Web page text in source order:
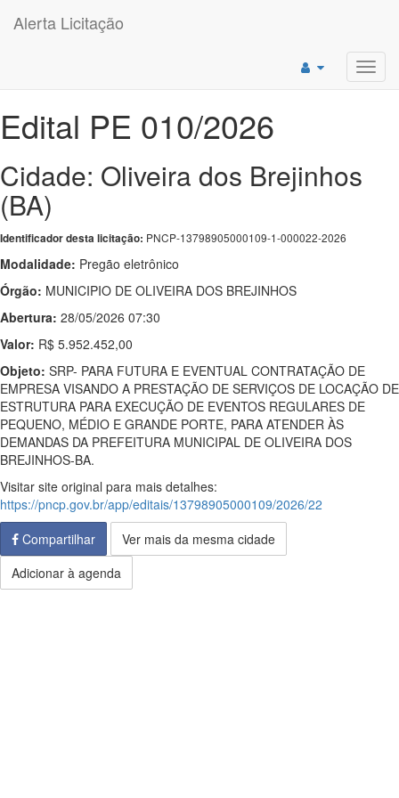
Alerta Licitação
Edital PE 010/2026
Cidade: Oliveira dos Brejinhos
(BA)
Identificador desta licitação: PNCP-13798905000109-1-000022-2026
Modalidade: Pregão eletrônico
Órgão: MUNICIPIO DE OLIVEIRA DOS BREJINHOS
Abertura: 28/05/2026 07:30
Valor: R$ 5.952.452,00
Objeto: SRP- PARA FUTURA E EVENTUAL CONTRATAÇÃO DE
EMPRESA VISANDO A PRESTAÇÃO DE SERVIÇOS DE LOCAÇÃO DE
ESTRUTURA PARA EXECUÇÃO DE EVENTOS REGULARES DE
PEQUENO, MÉDIO E GRANDE PORTE, PARA ATENDER ÀS
DEMANDAS DA PREFEITURA MUNICIPAL DE OLIVEIRA DOS
BREJINHOS-BA.
Visitar site original para mais detalhes:
https://pncp.gov.br/app/editais/13798905000109/2026/22
Compartilhar
Ver mais da mesma cidade
Adicionar à agenda